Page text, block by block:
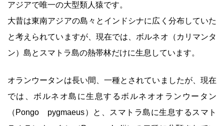
アジアで唯一の大型類人猿です。
大昔は東南アジアの島々とインドシナに広く分布していた
と考えられていますが、現在では、ボルネオ（カリマンタ
ン）島とスマトラ島の熱帯林だけに生息しています。
オランウータンは長い間、一種とされていましたが、現在
では、ボルネオ島に生息するボルネオオランウータン
（ Pongo pygmaeus）と、スマトラ島に生息するスマト